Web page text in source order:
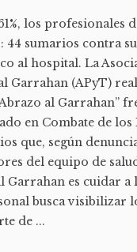
los profesionales
sumarios contra
al hospital. La
Garrahan (APyT)
al Garrahan”
en Combate de los
que, según
del equipo de
es cuidar a
busca visibilizar
de ...